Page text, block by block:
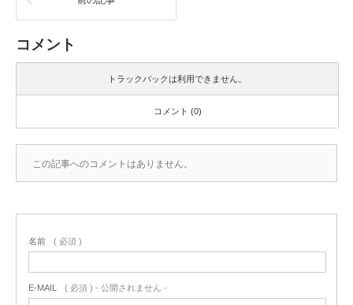
コメント
トラックバックは利用できません。
コメント (0)
この記事へのコメントはありません。
名前 ( 必須 )
E-MAIL ( 必須 ) - 公開されません -